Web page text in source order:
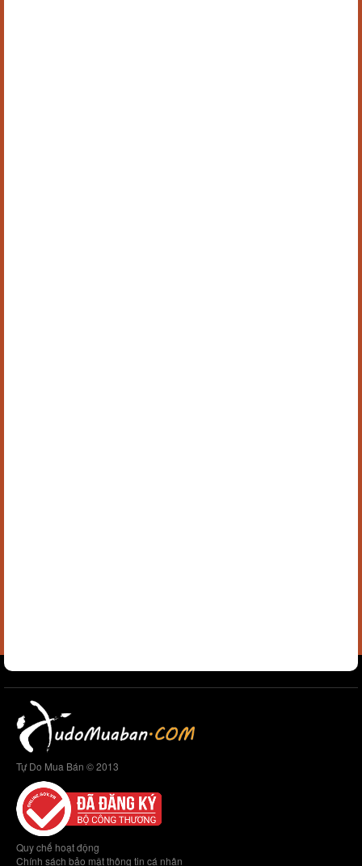
Tự Do Mua Bán © 2013
Quy chế hoạt động
Chính sách bảo mật thông tin cá nhân